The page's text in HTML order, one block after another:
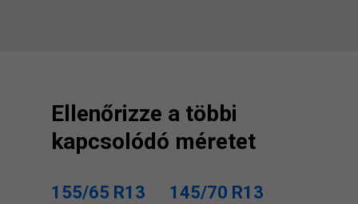
Ellenőrizze a többi
kapcsolódó méretet
155/65 R13 145/70 R13